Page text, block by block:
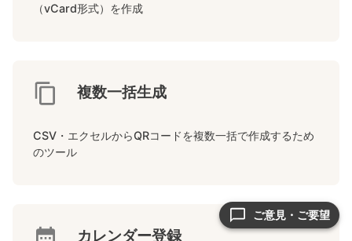
（vCard形式）を作成
複数一括生成
CSV・エクセルからQRコードを複数一括で作成するため
のツール
カレンダー登録
ご意見・ご要望